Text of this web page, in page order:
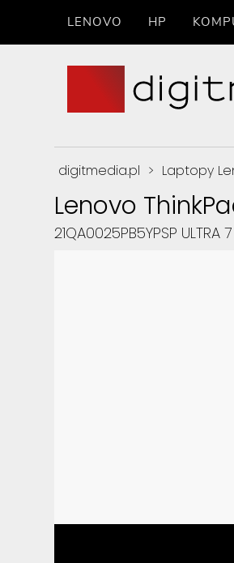
LENOVO HP
digitmedia.pl > Laptopy
Lenovo
21QA0025PB5YPSP ULTRA